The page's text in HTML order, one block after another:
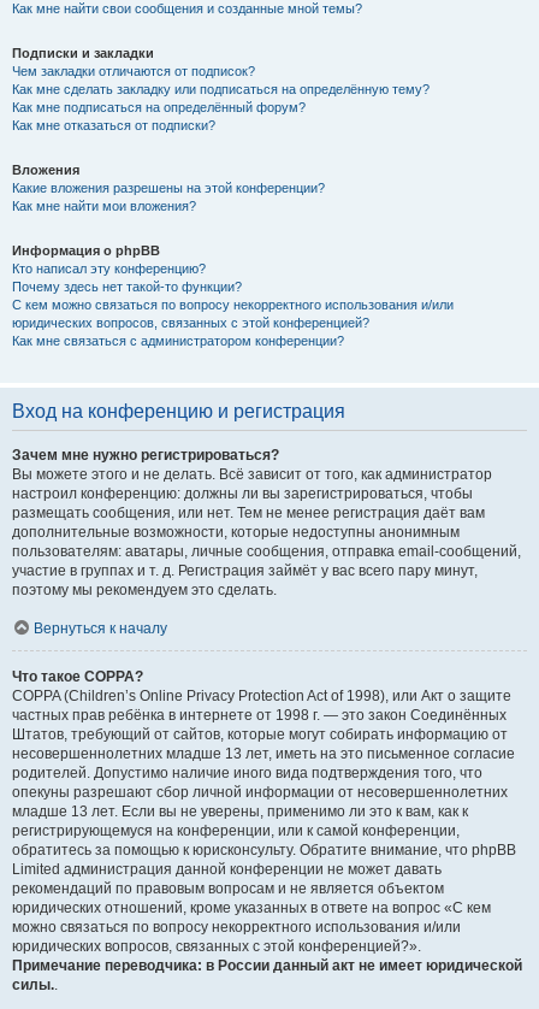
Как мне найти свои сообщения и созданные мной темы?
Подписки и закладки
Чем закладки отличаются от подписок?
Как мне сделать закладку или подписаться на определённую тему?
Как мне подписаться на определённый форум?
Как мне отказаться от подписки?
Вложения
Какие вложения разрешены на этой конференции?
Как мне найти мои вложения?
Информация о phpBB
Кто написал эту конференцию?
Почему здесь нет такой-то функции?
С кем можно связаться по вопросу некорректного использования и/или
юридических вопросов, связанных с этой конференцией?
Как мне связаться с администратором конференции?
Вход на конференцию и регистрация
Зачем мне нужно регистрироваться?
Вы можете этого и не делать. Всё зависит от того, как администратор
настроил конференцию: должны ли вы зарегистрироваться, чтобы
размещать сообщения, или нет. Тем не менее регистрация даёт вам
дополнительные возможности, которые недоступны анонимным
пользователям: аватары, личные сообщения, отправка email-сообщений,
участие в группах и т. д. Регистрация займёт у вас всего пару минут,
поэтому мы рекомендуем это сделать.
Вернуться к началу
Что такое COPPA?
COPPA (Children’s Online Privacy Protection Act of 1998), или Акт о защите
частных прав ребёнка в интернете от 1998 г. — это закон Соединённых
Штатов, требующий от сайтов, которые могут собирать информацию от
несовершеннолетних младше 13 лет, иметь на это письменное согласие
родителей. Допустимо наличие иного вида подтверждения того, что
опекуны разрешают сбор личной информации от несовершеннолетних
младше 13 лет. Если вы не уверены, применимо ли это к вам, как к
регистрирующемуся на конференции, или к самой конференции,
обратитесь за помощью к юрисконсульту. Обратите внимание, что phpBB
Limited администрация данной конференции не может давать
рекомендаций по правовым вопросам и не является объектом
юридических отношений, кроме указанных в ответе на вопрос «С кем
можно связаться по вопросу некорректного использования и/или
юридических вопросов, связанных с этой конференцией?».
Примечание переводчика: в России данный акт не имеет юридической
силы..